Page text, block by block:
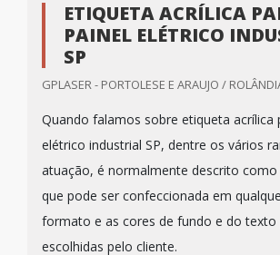
ETIQUETA ACRÍLICA
PAINEL ELÉTRICO
SP
GPLASER - PORTOLESE E ARAUJO /
Quando falamos sobre etiqueta acrílica
elétrico industrial SP, dentre os vários
atuação, é normalmente descrito
que pode ser confeccionada em
formato e as cores de fundo e do texto
escolhidas pelo cliente.